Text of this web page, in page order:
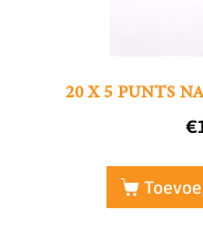
20 X 5 PUNTS
€